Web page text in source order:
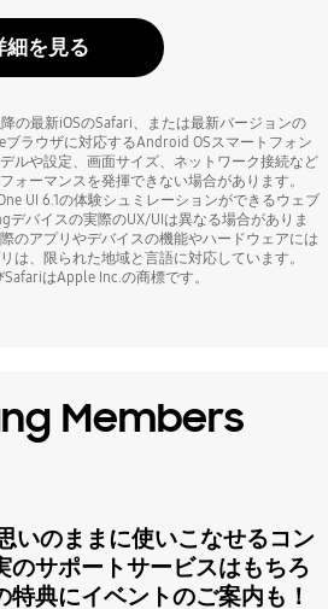
細を見る
降の最新iOSのSafari、または最新バージョンの
ラウザに対応するAndroid OSスマートフォン
ルや設定、画面サイズ、ネットワーク接続など
ォーマンスを発揮できない場合があります。
UI 6.1の体験シュミレーションができるウェブ
デバイスの実際のUX/UIは異なる場合がありま
のアプリやデバイスの機能やハードウェアには
は、限られた地域と言語に対応しています。
はApple Inc.の商標です。
Members
いのままに使いこなせるコン
のサポートサービスはもちろ
特典にイベントのご案内も！